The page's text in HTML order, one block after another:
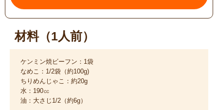
材料（1人前）
ケンミン焼ビーフン：1袋
なめこ：1/2袋（約100g)
ちりめんじゃこ：約20g
水：190㏄
油：大さじ1/2（約6g）